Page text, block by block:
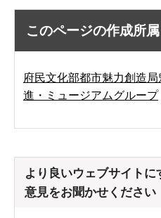
このページの作成所属
府民文化部都市魅力創造
進・ミュージアムグループ
より良いウェブサイト
意見をお聞かせください